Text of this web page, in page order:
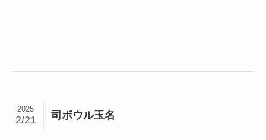
司ボウル玉名
2025
2/21